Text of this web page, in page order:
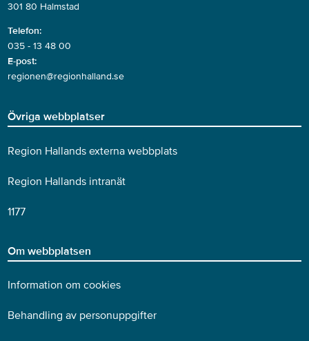
301 80 Halmstad
Telefon:
035 - 13 48 00
E-post:
regionen@regionhalland.se
Övriga webbplatser
Region Hallands externa webbplats
Region Hallands intranät
1177
Om webbplatsen
Information om cookies
Behandling av personuppgifter